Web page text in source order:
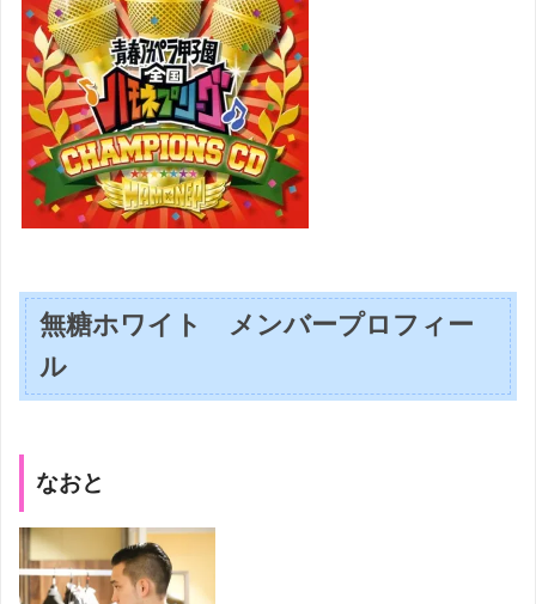
無糖ホワイト メンバープロフィー
ル
なおと